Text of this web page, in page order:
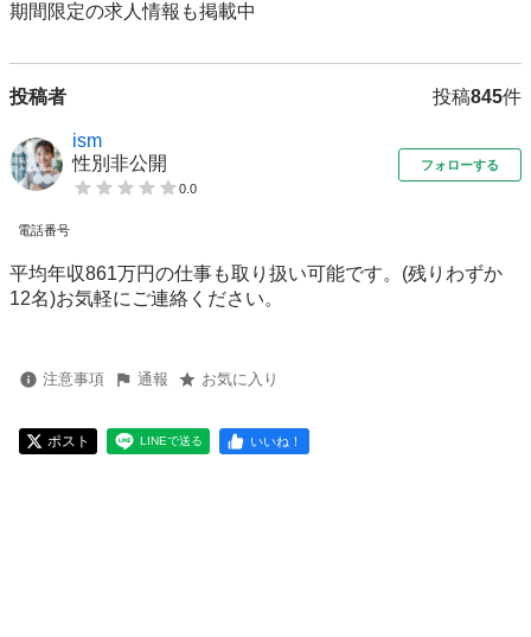
期間限定の求人情報も掲載中
投稿者 投稿845件
ism
性別非公開
0.0
フォローする
電話番号
平均年収861万円の仕事も取り扱い可能です。(残りわずか
12名)お気軽にご連絡ください。
注意事項 通報 お気に入り
ポスト LINEで送る いいね！